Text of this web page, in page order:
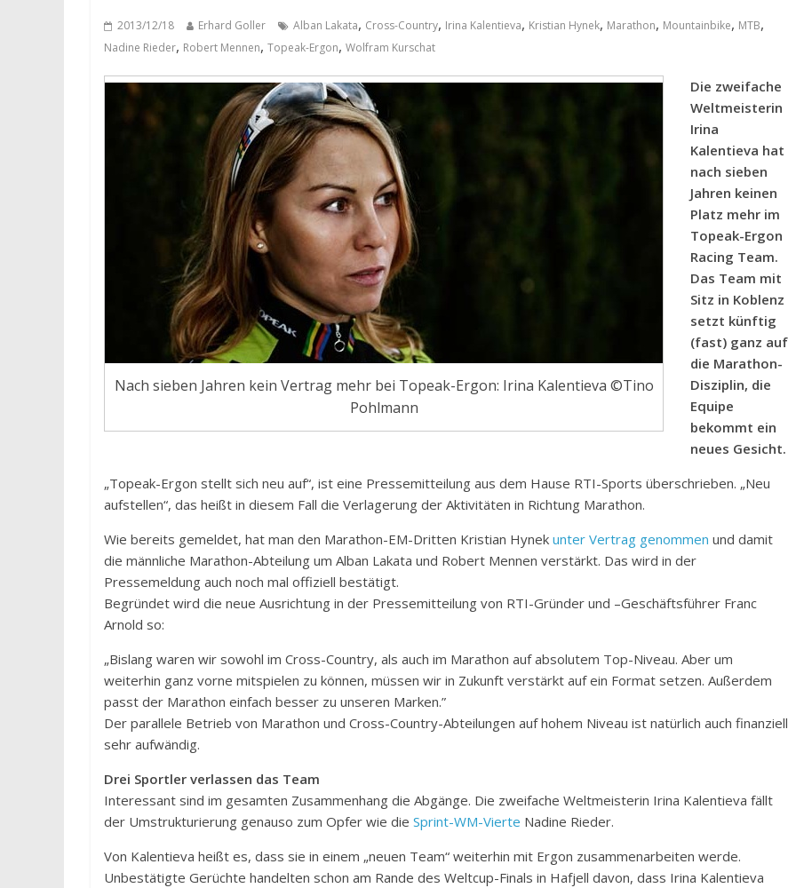
2013/12/18 Erhard Goller Alban Lakata, Cross-Country, Irina Kalentieva, Kristian Hynek, Marathon, Mountainbike, MTB,
Nadine Rieder, Robert Mennen, Topeak-Ergon, Wolfram Kurschat
Nach sieben Jahren kein Vertrag mehr bei Topeak-Ergon: Irina Kalentieva ©Tino
Pohlmann
Die zweifache
Weltmeisterin
Irina
Kalentieva hat
nach sieben
Jahren keinen
Platz mehr im
Topeak-Ergon
Racing Team.
Das Team mit
Sitz in Koblenz
setzt künftig
(fast) ganz auf
die Marathon-
Disziplin, die
Equipe
bekommt ein
neues Gesicht.
„Topeak-Ergon stellt sich neu auf“, ist eine Pressemitteilung aus dem Hause RTI-Sports überschrieben. „Neu
aufstellen“, das heißt in diesem Fall die Verlagerung der Aktivitäten in Richtung Marathon.
Wie bereits gemeldet, hat man den Marathon-EM-Dritten Kristian Hynek unter Vertrag genommen und damit
die männliche Marathon-Abteilung um Alban Lakata und Robert Mennen verstärkt. Das wird in der
Pressemeldung auch noch mal offiziell bestätigt.
Begründet wird die neue Ausrichtung in der Pressemitteilung von RTI-Gründer und –Geschäftsführer Franc
Arnold so:
„Bislang waren wir sowohl im Cross-Country, als auch im Marathon auf absolutem Top-Niveau. Aber um
weiterhin ganz vorne mitspielen zu können, müssen wir in Zukunft verstärkt auf ein Format setzen. Außerdem
passt der Marathon einfach besser zu unseren Marken.”
Der parallele Betrieb von Marathon und Cross-Country-Abteilungen auf hohem Niveau ist natürlich auch finanziell
sehr aufwändig.
Drei Sportler verlassen das Team
Interessant sind im gesamten Zusammenhang die Abgänge. Die zweifache Weltmeisterin Irina Kalentieva fällt
der Umstrukturierung genauso zum Opfer wie die Sprint-WM-Vierte Nadine Rieder.
Von Kalentieva heißt es, dass sie in einem „neuen Team“ weiterhin mit Ergon zusammenarbeiten werde.
Unbestätigte Gerüchte handelten schon am Rande des Weltcup-Finals in Hafjell davon, dass Irina Kalentieva